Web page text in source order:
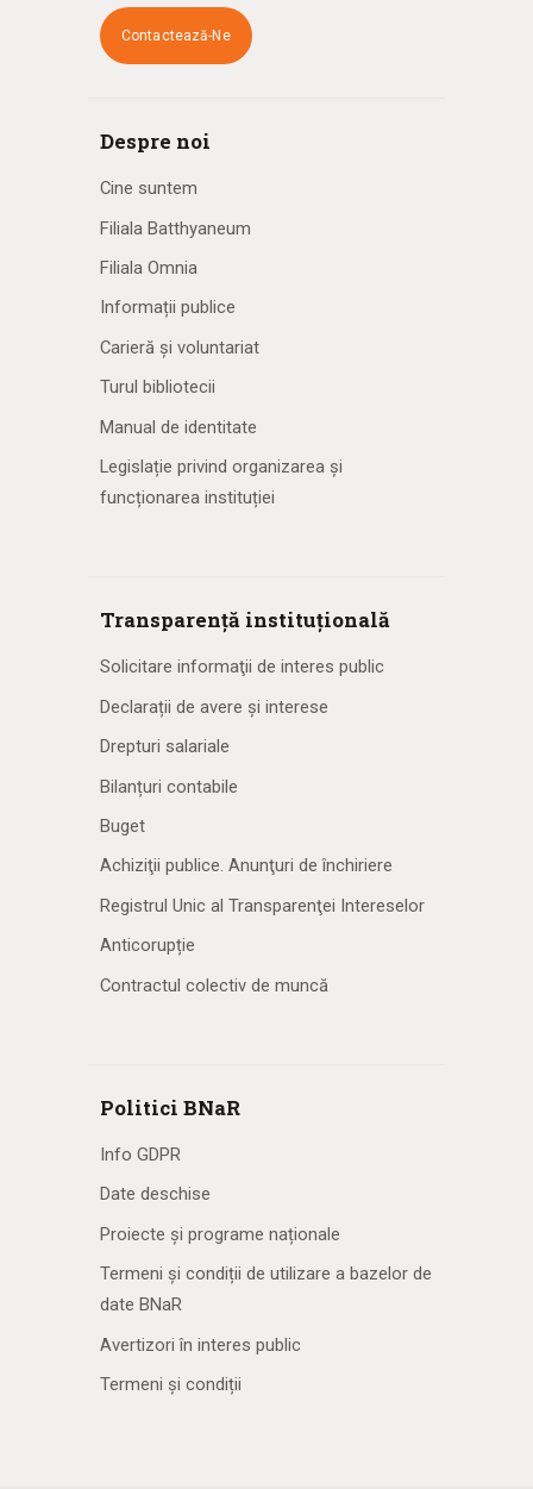
Contactează-Ne
Despre noi
Cine suntem
Filiala Batthyaneum
Filiala Omnia
Informații publice
Carieră și voluntariat
Turul bibliotecii
Manual de identitate
Legislație privind organizarea și
funcționarea instituției
Transparență instituțională
Solicitare informaţii de interes public
Declarații de avere și interese
Drepturi salariale
Bilanțuri contabile
Buget
Achiziţii publice. Anunţuri de închiriere
Registrul Unic al Transparenţei Intereselor
Anticorupție
Contractul colectiv de muncă
Politici BNaR
Info GDPR
Date deschise
Proiecte și programe naționale
Termeni și condiții de utilizare a bazelor de
date BNaR
Avertizori în interes public
Termeni și condiții